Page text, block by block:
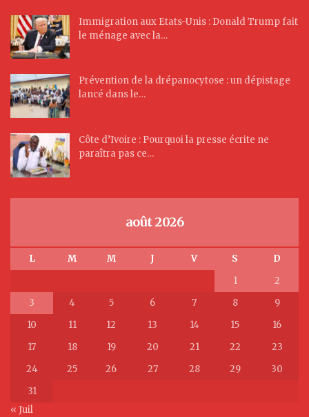
Immigration aux Etats-Unis : Donald Trump fait
le ménage avec la…
Prévention de la drépanocytose : un dépistage
lancé dans le…
Côte d’Ivoire : Pourquoi la presse écrite ne
paraîtra pas ce…
août 2026
L M M J V S
D
1
2
3
4 5 6 7 8
9
10
11 12 13 14 15
16
17
18 19 20 21 22
23
24
25 26 27 28 29
30
31
« Juil